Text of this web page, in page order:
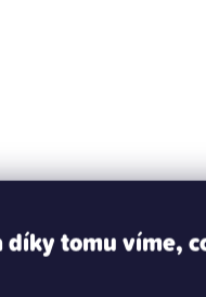
díky tomu víme,